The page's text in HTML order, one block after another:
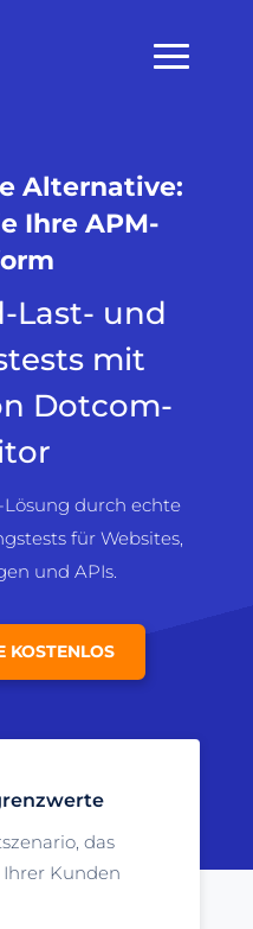
Alternative:
Ihre APM-
Last- und
mit
Dotcom-
Lösung durch echte
für Websites,
und APIs.
KOSTENLOS
das
Kunden